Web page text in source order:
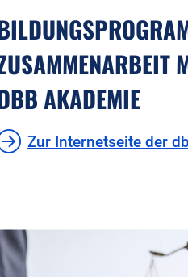
AKADEMIE
Zur Internetseite der